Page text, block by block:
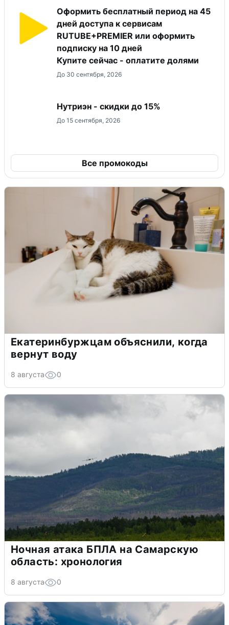
Оформить бесплатный период на 45
дней доступа к сервисам
RUTUBE+PREMIER или оформить
подписку на 10 дней
Купите сейчас - оплатите долями
До 30 сентября, 2026
Нутриэн - скидки до 15%
До 15 сентября, 2026
Все промокоды
Екатеринбуржцам объяснили, когда
вернут воду
8 августа 0
Ночная атака БПЛА на Самарскую
область: хронология
8 августа 0